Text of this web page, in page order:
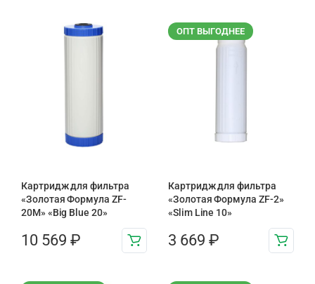
Картридж для фильтра
«Золотая Формула ZF-
20М» «Big Blue 20»
10 569 ₽
ОПТ ВЫГОДНЕЕ
Картридж для фильтра
«Золотая Формула ZF-2»
«Slim Line 10»
3 669 ₽